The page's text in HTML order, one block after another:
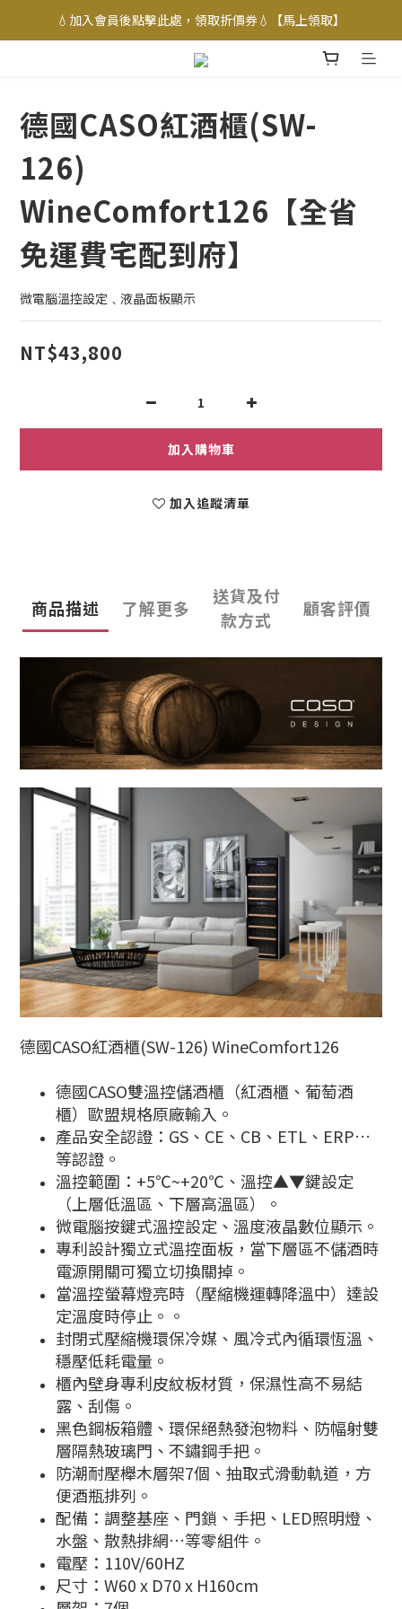
💧加入會員後點擊此處，領取折價券💧【馬上領取】
德國CASO紅酒櫃(SW-
126)
WineComfort126【全省
免運費宅配到府】
微電腦溫控設定﹑液晶面板顯示
NT$43,800
加入購物車
加入追蹤清單
商品描述 了解更多
送貨及付
款方式
顧客評價
德國CASO紅酒櫃(SW-126) WineComfort126
德國CASO雙溫控儲酒櫃（紅酒櫃、葡萄酒
櫃）歐盟規格原廠輸入。
產品安全認證：GS、CE、CB、ETL、ERP…
等認證。
溫控範圍：+5℃~+20℃、溫控▲▼鍵設定
（上層低溫區、下層高溫區）。
微電腦按鍵式溫控設定、溫度液晶數位顯示。
專利設計獨立式溫控面板，當下層區不儲酒時
電源開關可獨立切換關掉。
當溫控螢幕燈亮時（壓縮機運轉降溫中）達設
定溫度時停止。。
封閉式壓縮機環保冷媒、風冷式內循環恆溫、
穩壓低耗電量。
櫃內壁身專利皮紋板材質，保濕性高不易結
露、刮傷。
黑色鋼板箱體、環保絕熱發泡物料、防幅射雙
層隔熱玻璃門、不鏽鋼手把。
防潮耐壓櫸木層架7個、抽取式滑動軌道，方
便酒瓶排列。
配備：調整基座、門鎖、手把、LED照明燈、
水盤、散熱排網…等零組件。
電壓：110V/60HZ
尺寸：W60 x D70 x H160cm